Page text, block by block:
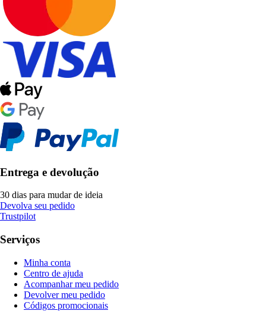
Entrega e devolução
30 dias para mudar de ideia
Devolva seu pedido
Trustpilot
Serviços
Minha conta
Centro de ajuda
Acompanhar meu pedido
Devolver meu pedido
Códigos promocionais